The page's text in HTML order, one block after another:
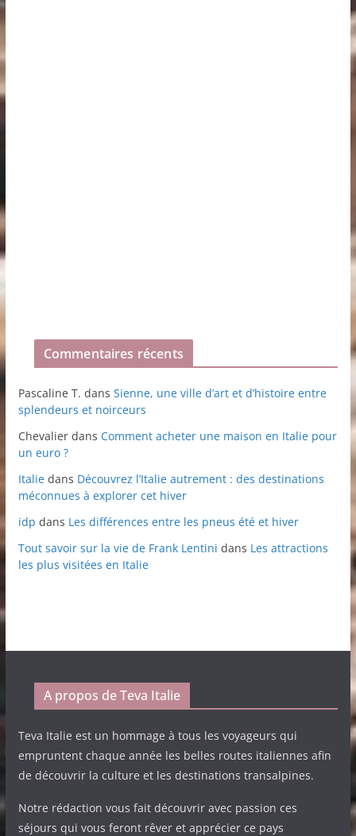
Commentaires récents
Pascaline T. dans Sienne, une ville d’art et d’histoire entre
splendeurs et noirceurs
Chevalierdans Comment acheter une maison en Italie pour
un euro ?
Italiedans Découvrez l’Italie autrement : des destinations
méconnues à explorer cet hiver
idp dans Les différences entre les pneus été et hiver
Tout savoir sur la vie de Frank Lentini dans Les attractions
les plus visitées en Italie
A propos de Teva Italie
Teva Italie est un hommage à tous les voyageurs qui
empruntent chaque année les belles routes italiennes afin
de découvrir la culture et les destinations transalpines.
Notre rédaction vous fait découvrir avec passion ces
séjours qui vous feront rêver et apprécier ce pays